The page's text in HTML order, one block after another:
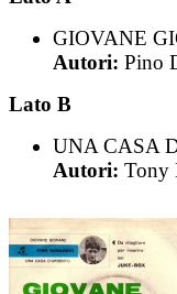
GIOVANE
Autori: Pino
Lato B
UNA CASA
Autori: Tony